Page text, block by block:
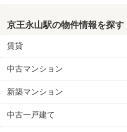
京王永山駅の物件情報を探す
賃貸
中古マンション
新築マンション
中古一戸建て